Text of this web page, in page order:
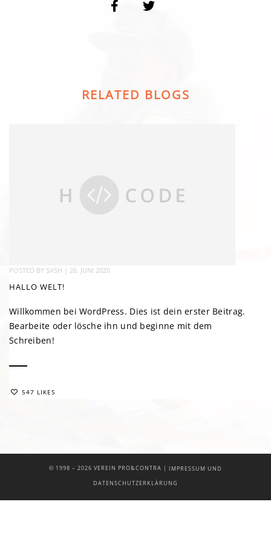
RELATED BLOGS
POSTED BY SASH 26. JUNI 2020
HALLO WELT!
Willkommen bei WordPress. Dies ist dein erster Beitrag.
Bearbeite oder lösche ihn und beginne mit dem
Schreiben!
547 LIKES
© 1998 – 2026 VEREIN PRO&CONTRA | IMPRESSUM UND
DATENSCHUTZERKLÄRUNG